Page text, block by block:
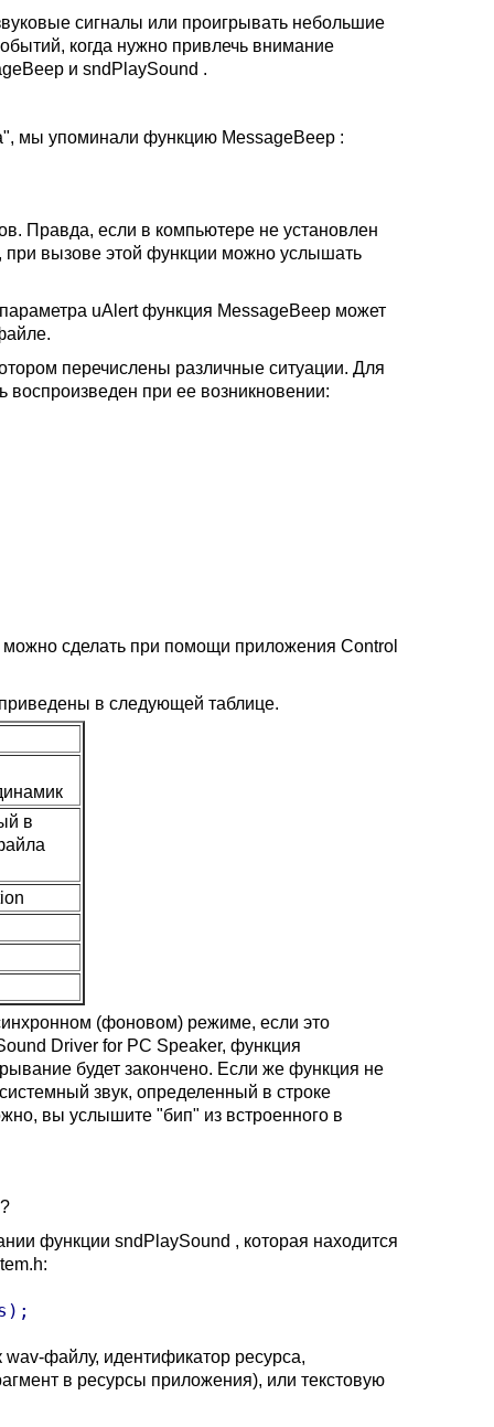
сигналы или проигрывать небольшие
когда нужно привлечь внимание
и sndPlaySound .
мы упоминали функцию MessageBeep :
Правда, если в компьютере не установлен
при вызове этой функции можно услышать
uAlert функция MessageBeep может
перечислены различные ситуации. Для
при ее возникновении:
можно сделать при помощи приложения Control
в следующей таблице.
в
(фоновом) режиме, если это
Driver for PC Speaker, функция
будет закончено. Если же функция не
звук, определенный в строке
вы услышите "бип" из встроенного в
функции sndPlaySound , которая находится
файлу, идентификатор ресурса,
в ресурсы приложения), или текстовую